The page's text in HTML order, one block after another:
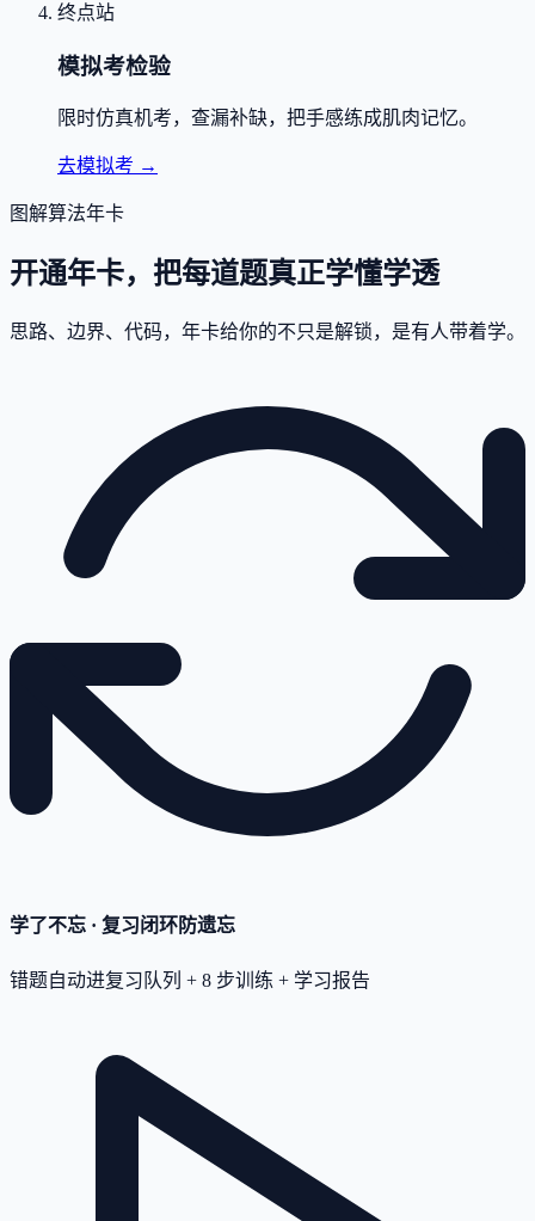
终点站
模拟考检验
限时仿真机考，查漏补缺，把手感练成肌肉记忆。
去模拟考 →
图解算法年卡
开通年卡，把每道题真正学懂学透
思路、边界、代码，年卡给你的不只是解锁，是有人带着学。
学了不忘 · 复习闭环防遗忘
错题自动进复习队列 + 8 步训练 + 学习报告